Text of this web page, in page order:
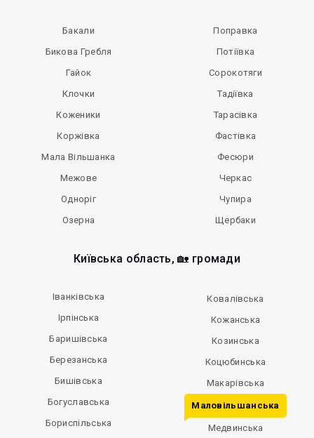
Бакали
Бикова Гребля
Гайок
Клочки
Коженики
Коржівка
Мала Вільшанка
Межове
Одноріг
Озерна
Поправка
Потіївка
Сорокотяги
Тадіївка
Тарасівка
Фастівка
Фесюри
Черкас
Чупира
Щербаки
Київська область, 🏡 громади
Іванківська
Ірпінська
Баришівська
Березанська
Бишівська
Богуславська
Бориспільська
Ковалівська
Кожанська
Козинська
Коцюбинська
Макарівська
Маловільшанська
Медвинська